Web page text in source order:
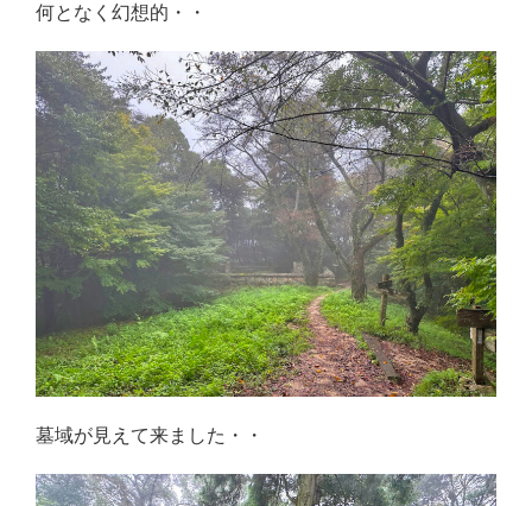
何となく幻想的・・
墓域が見えて来ました・・